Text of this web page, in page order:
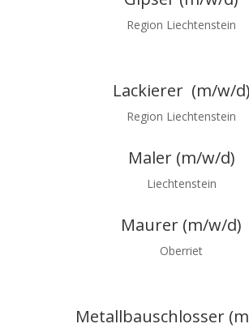
Region Liechtenstein
Lackierer (m/w/d)
Region Liechtenstein
Maler (m/w/d)
Liechtenstein
Maurer (m/w/d)
Oberriet
Metallbauschlosser